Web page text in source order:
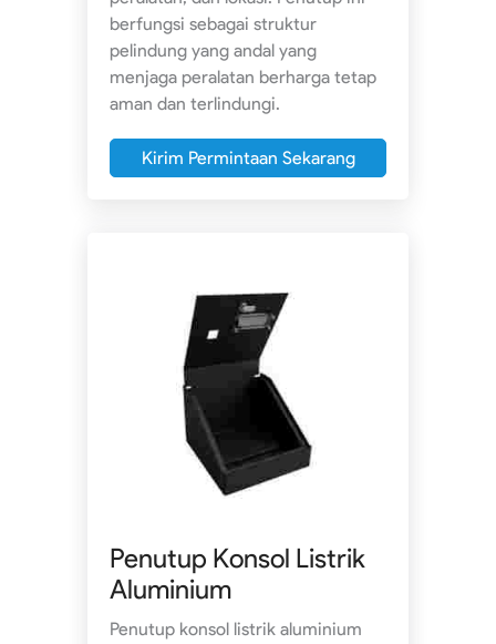
berfungsi sebagai struktur
pelindung yang andal yang
menjaga peralatan berharga tetap
aman dan terlindungi.
Kirim Permintaan Sekarang
Penutup Konsol Listrik
Aluminium
Penutup konsol listrik aluminium